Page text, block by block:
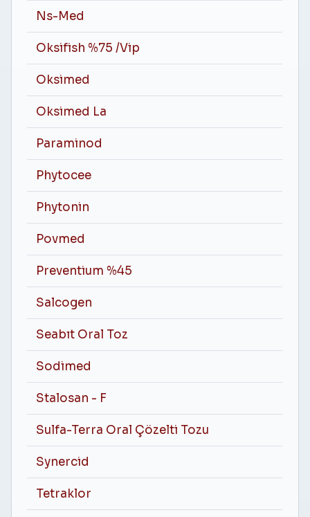
Ns-Med
Oksifish %75 /Vip
Oksimed
Oksimed La
Paraminod
Phytocee
Phytonin
Povmed
Preventium %45
Salcogen
Seabıt Oral Toz
Sodimed
Stalosan - F
Sulfa-Terra Oral Çözelti Tozu
Synercid
Tetraklor